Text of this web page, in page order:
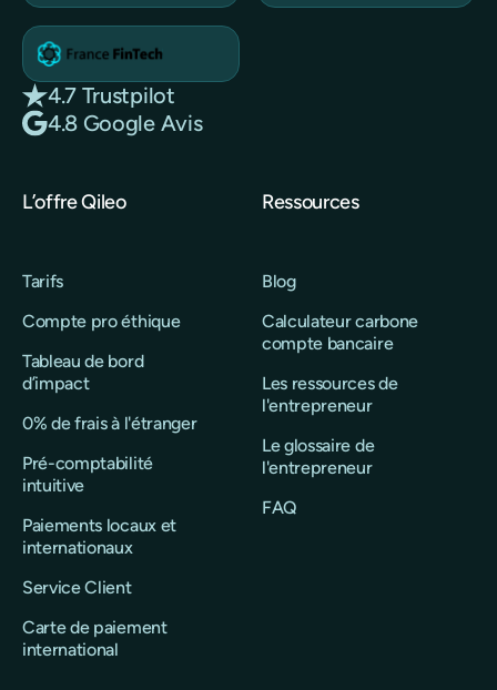
4.7 Trustpilot
4.8 Google Avis
L’offre Qileo
Tarifs
Compte pro éthique
Tableau de bord
d’impact
0% de frais à l'étranger
Pré-comptabilité
intuitive
Paiements locaux et
internationaux
Service Client
Carte de paiement
international
Ressources
Blog
Calculateur carbone
compte bancaire
Les ressources de
l'entrepreneur
Le glossaire de
l'entrepreneur
FAQ